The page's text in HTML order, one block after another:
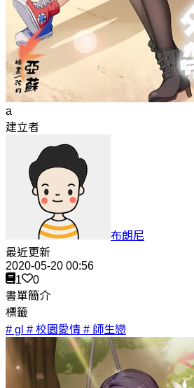
a
建立者
布朗尼
最近更新
2020-05-20 00:56
1
0
書單簡介
標籤
# gl # 校園愛情 # 師生戀